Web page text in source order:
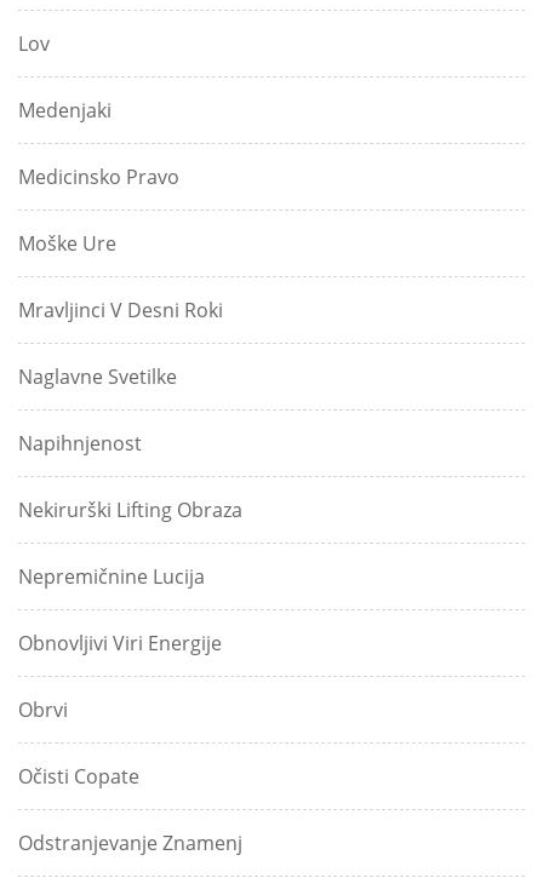
Lov
Medenjaki
Medicinsko Pravo
Moške Ure
Mravljinci V Desni Roki
Naglavne Svetilke
Napihnjenost
Nekirurški Lifting Obraza
Nepremičnine Lucija
Obnovljivi Viri Energije
Obrvi
Očisti Copate
Odstranjevanje Znamenj